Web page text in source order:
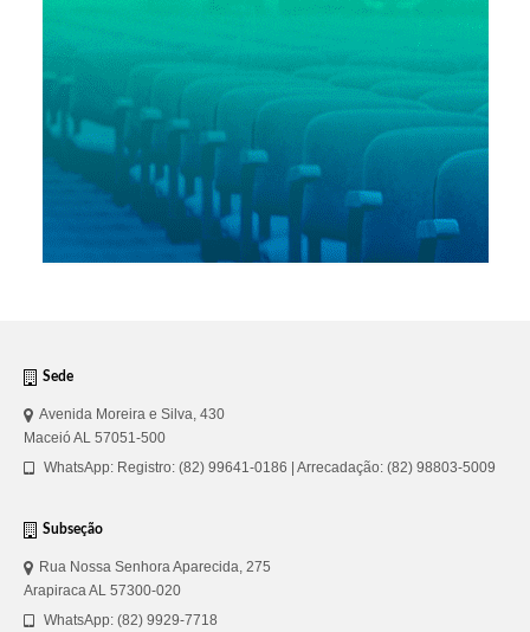
Sede
Avenida Moreira e Silva, 430
Maceió AL 57051-500
WhatsApp: Registro: (82) 99641-0186 | Arrecadação: (82) 98803-5009
Subseção
Rua Nossa Senhora Aparecida, 275
Arapiraca AL 57300-020
WhatsApp: (82) 9929-7718